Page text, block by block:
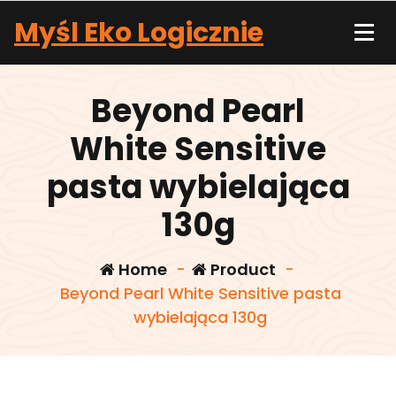
content
Myśl Eko Logicznie
Beyond Pearl
White Sensitive
pasta wybielająca
130g
Home- Product -
Beyond Pearl White Sensitive pasta
wybielająca 130g